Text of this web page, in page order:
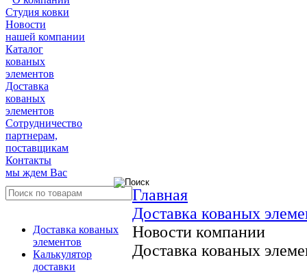
Студия ковки
Новости
нашей компании
Каталог
кованых
элементов
Доставка
кованых
элементов
Сотрудничество
партнерам,
поставщикам
Контакты
мы ждем Вас
Доставка кованых
элементов
Калькулятор
доставки
Главная
Доставка кованых
Новости компании
Доставка кованых